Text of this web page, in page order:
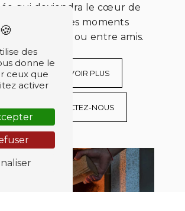
qui deviendra le cœur de
foyer, pour des moments
en famille ou entre amis.
EN SAVOIR PLUS
CONTACTEZ-NOUS
des
donne le
ceux que
activer